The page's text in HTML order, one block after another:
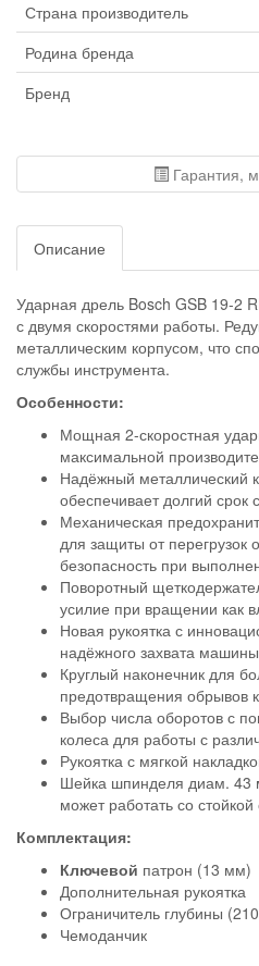
Страна производитель
Родина бренда
Бренд
Гарантия,
Описание
Ударная дрель Bosch GSB 19-2
с двумя скоростями работы.
металлическим корпусом, что
службы инструмента.
Особенности:
Мощная 2-скоростная
максимальной
Надёжный металлический
обеспечивает долгий срок
Механическая
для защиты от перегрузок
безопасность при
Поворотный
усилие при вращении как
Новая рукоятка с
надёжного захвата машины
Круглый наконечник для
предотвращения обрывов
Выбор числа оборотов с
колеса для работы с
Рукоятка с мягкой
Шейка шпинделя диам. 43
может работать со
Комплектация:
Ключевой патрон (13 мм)
Дополнительная рукоятка
Ограничитель глубины
Чемоданчик